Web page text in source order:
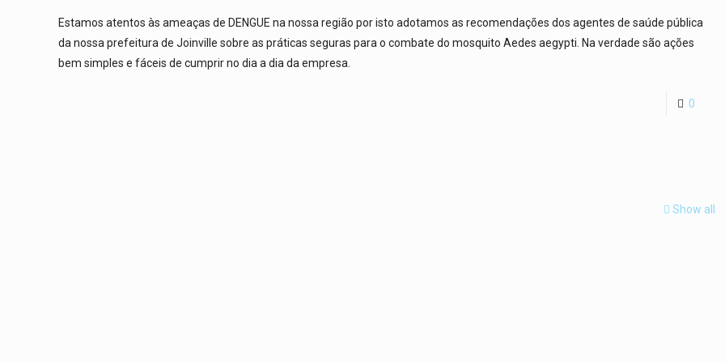
Estamos atentos às ameaças de DENGUE na nossa região por isto adotamos as recomendações dos agentes de saúde pública
da nossa prefeitura de Joinville sobre as práticas seguras para o combate do mosquito Aedes aegypti. Na verdade são ações
bem simples e fáceis de cumprir no dia a dia da empresa.
0
Show all